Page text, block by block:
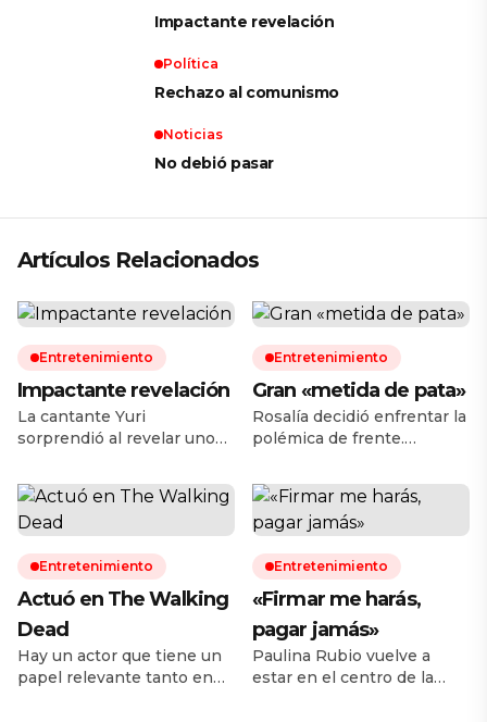
Impactante revelación
Política
Rechazo al comunismo
Noticias
No debió pasar
Artículos Relacionados
Entretenimiento
Impactante revelación
La cantante Yuri
sorprendió al revelar uno
difíciles de su vida personal
y de salud. Durante una
reciente entrevista, la
hace cuatro años fue
diagnosticada con cáncer
de intestino, una
enfermedad que decidió
mantener en secreto
mientras atravesaba su
Entretenimiento
Gran «metida de pata»
Rosalía decidió enfrentar la
polémica de frente.
primer concierto del LUX
Tour en Buenos Aires, la
cantante española ofreció
seguidores argentinos
luego de la controversia
que provocó al compartir
una publicación en redes
sociales tras la derrota de la
Albiceleste frente a España
Entretenimiento
Actuó en The Walking
Dead
Hay un actor que tiene un
papel relevante tanto en
Entretenimiento
«Firmar me harás,
pagar jamás»
Paulina Rubio vuelve a
estar en el centro de la